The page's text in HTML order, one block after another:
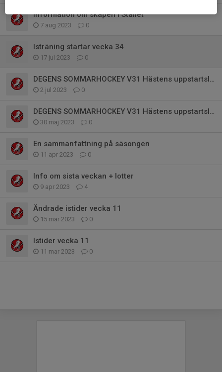
Information om skåpen i Stallet
7 aug 2023 0
Isträning startar vecka 34
17 jul 2023 0
DEGENS SOMMARHOCKEY V31 Hästens uppstartsläger
2 jul 2023 0
DEGENS SOMMARHOCKEY V31 Hästens uppstartsläger
30 maj 2023 0
En sammanfattning på säsongen
11 apr 2023 0
Info om sista veckan + lotter
9 apr 2023 4
Ändrade istider vecka 11
15 mar 2023 0
Istider vecka 11
11 mar 2023 0